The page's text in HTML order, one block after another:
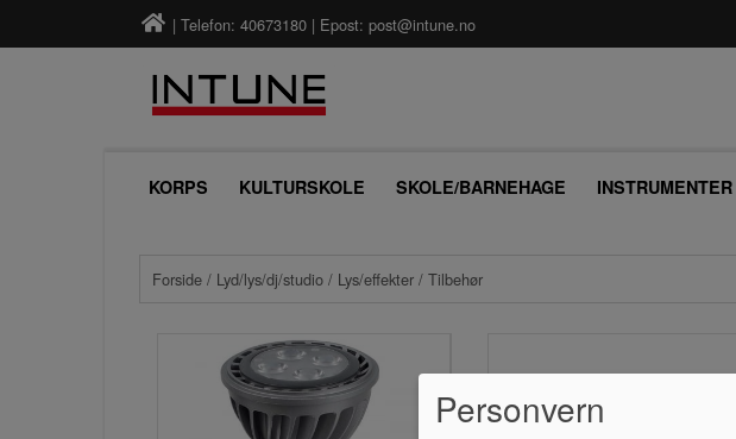
| Telefon: 40673180 | Epost: post@intune.no
KORPS KULTURSKOLE SKOLE/BARNEHAGE INSTRUMENTER
Forside / Lyd/lys/dj/studio / Lys/effekter / Tilbehør
Personvern